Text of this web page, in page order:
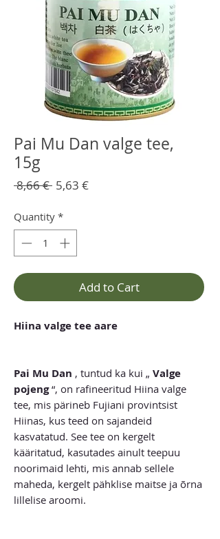
Pai Mu Dan valge tee,
15g
8,66 € Regular
5,63 €Sale
Quantity *
Add to Cart
Hiina valge tee aare
Pai Mu Dan , tuntud ka kui „ Valge
pojeng“, on rafineeritud Hiina valge
tee, mis pärineb Fujiani provintsist
Hiinas, kus teed on sajandeid
kasvatatud. See tee on kergelt
kääritatud, kasutades ainult teepuu
noorimaid lehti, mis annab sellele
maheda, kergelt pähklise maitse ja õrna
lillelise aroomi.